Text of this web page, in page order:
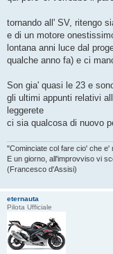
tornando all' SV, ritengo
e di un motore
lontana anni luce dal
qualche anno fa) e ci
Son gia' quasi le 23 e
gli ultimi appunti relativi
leggerete
ci sia qualcosa di nuovo
"Cominciate col fare cio' che e'
E un giorno, all'improvviso vi
(Francesco d'Assisi)
eternauta
Pilota Ufficiale